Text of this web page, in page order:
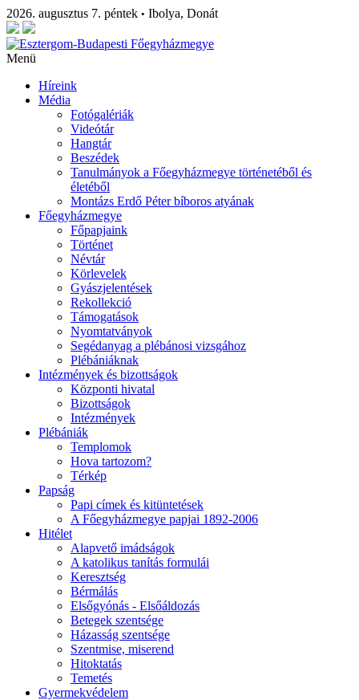
2026. augusztus 7. péntek • Ibolya, Donát
Menü
Híreink
Média
Fotógalériák
Videótár
Hangtár
Beszédek
Tanulmányok a Főegyházmegye történetéből és
életéből
Montázs Erdő Péter bíboros atyának
Főegyházmegye
Főpapjaink
Történet
Névtár
Körlevelek
Gyászjelentések
Rekollekció
Támogatások
Nyomtatványok
Segédanyag a plébánosi vizsgához
Plébániáknak
Intézmények és bizottságok
Központi hivatal
Bizottságok
Intézmények
Plébániák
Templomok
Hova tartozom?
Térkép
Papság
Papi címek és kitüntetések
A Főegyházmegye papjai 1892-2006
Hitélet
Alapvető imádságok
A katolikus tanítás formulái
Keresztség
Bérmálás
Elsőgyónás - Elsőáldozás
Betegek szentsége
Házasság szentsége
Szentmise, miserend
Hitoktatás
Temetés
Gyermekvédelem